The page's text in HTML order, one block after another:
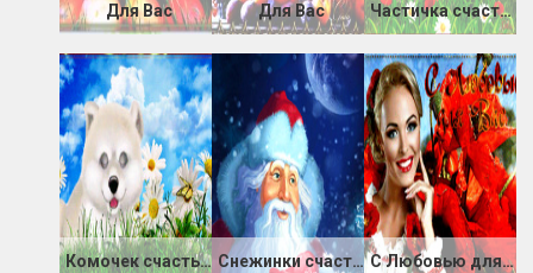
Для Вас Для Вас Частичка счастья для Вас
Комочек счастья для Вас Снежинки счастья для Вас С Любовью для Вас